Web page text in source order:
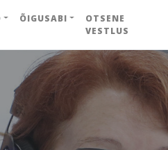
ÕIGUSABI
OTSENE
VESTLUS